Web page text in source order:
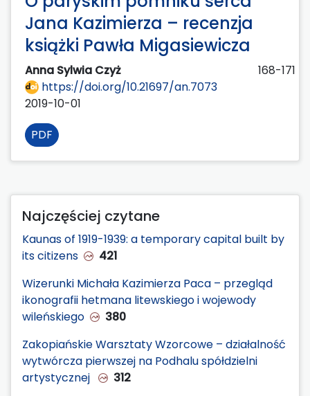
Jana Kazimierza – recenzja
książki Pawła Migasiewicza
Anna Sylwia Czyż
168-171
https://doi.org/10.21697/an.7073
2019-10-01
PDF
Najczęściej czytane
Kaunas of 1919-1939: a temporary capital built by
its citizens
421
Wizerunki Michała Kazimierza Paca – przegląd
ikonografii hetmana litewskiego i wojewody
wileńskiego
380
Zakopiańskie Warsztaty Wzorcowe – działalność
wytwórcza pierwszej na Podhalu spółdzielni
artystycznej
312